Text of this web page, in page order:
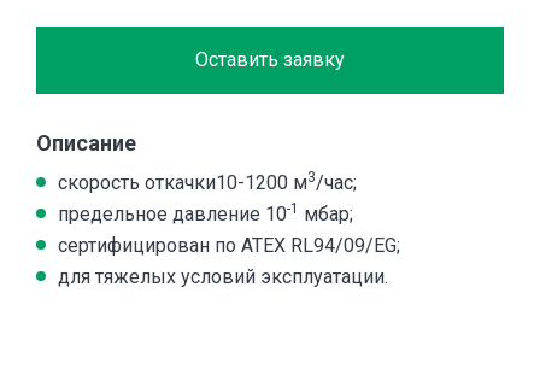
Оставить заявку
Описание
скорость откачки10-1200 м3/час;
предельное давление 10-1 мбар;
сертифицирован по ATEX RL94/09/EG;
для тяжелых условий эксплуатации.